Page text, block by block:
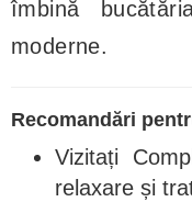
îmbină
moderne.
Recomandări
Vizitați
relaxare și